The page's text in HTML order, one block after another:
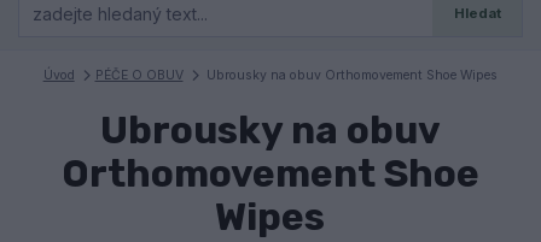
Hledat
Úvod PÉČE O OBUV Ubrousky na obuv Orthomovement Shoe Wipes
Ubrousky na obuv
Orthomovement Shoe
Wipes